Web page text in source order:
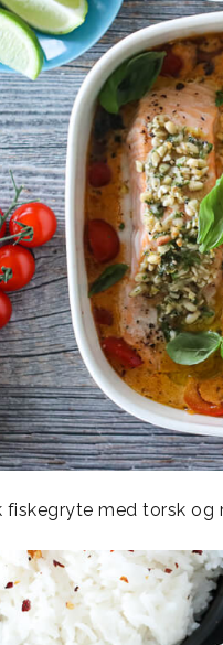
fiskegryte med torsk og